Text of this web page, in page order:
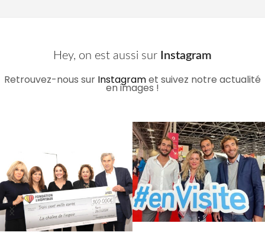
Hey, on est aussi sur Instagram
Retrouvez-nous sur Instagramet suivez notre actualité
en images !